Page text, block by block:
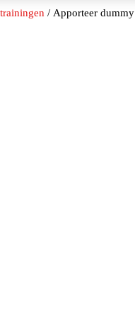
/ Apporteer dummy